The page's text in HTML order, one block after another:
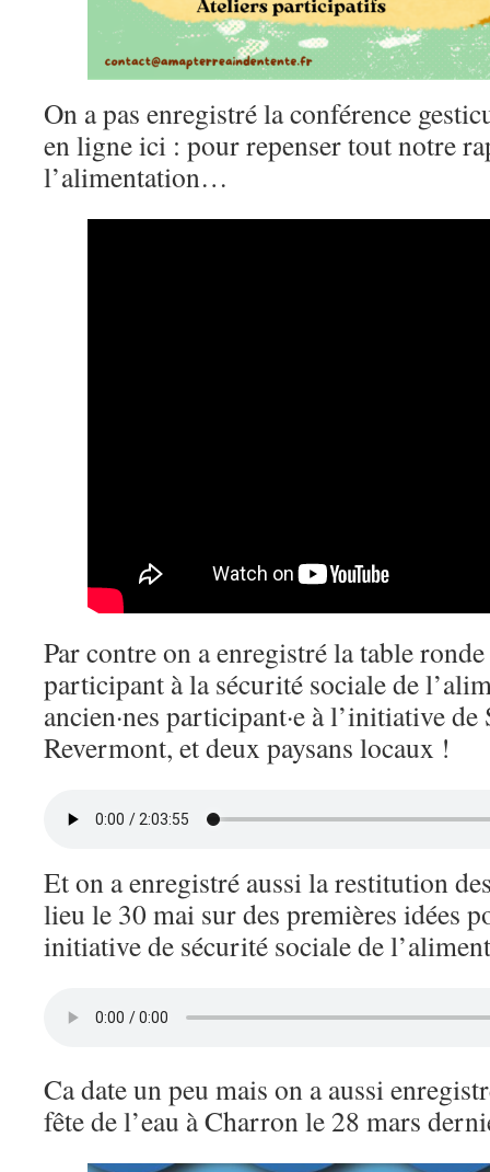
On a pas enregistré la conférence
en ligne ici : pour repenser tout notre
l’alimentation…
Par contre on a enregistré la table
participant à la sécurité sociale de
ancien·nes participant·e à l’initiative de
Revermont, et deux paysans locaux !
Et on a enregistré aussi la restitution
lieu le 30 mai sur des premières idées
initiative de sécurité sociale de
Ca date un peu mais on a aussi
fête de l’eau à Charron le 28 mars